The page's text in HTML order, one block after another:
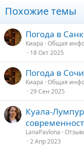
после обеда или в
дождливое время.
ночью – 23.
Погода в Куала-
В мае температура
нагревается до
температура днем
23,5. Число пасмурных
по-прежнему часто.
Погода в Куала-
Похожие темы
Погода в
Киара Общая
18 Окт 2025
Погода в
Киара Общая
29 Сен 2025
Куала-
LanaPavlona
2 Апр 2023